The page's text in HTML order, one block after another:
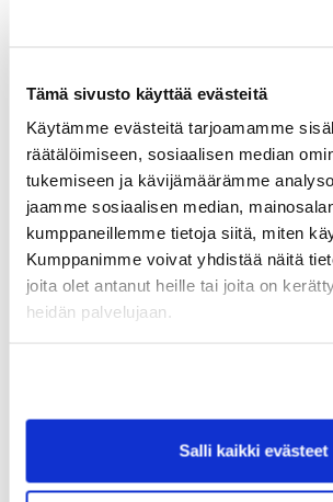
Tämä sivusto käyttää evästeitä
Käytämme evästeitä tarjoamamme
räätälöimiseen, sosiaalisen median
tukemiseen ja kävijämäärämme
jaamme sosiaalisen median,
kumppaneillemme tietoja siitä, miten
Kumppanimme voivat yhdistää näitä
joita olet antanut heille tai joita on
heidän palvelujaan.
Salli kaikki evästeet
Golfshop Open 27r
Tulevat
08.08.
IKH Milwaukee Open